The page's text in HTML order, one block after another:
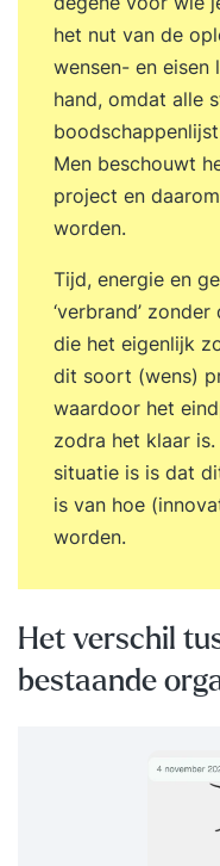
het nut van de
wensen- en
hand, omdat alle
Men beschouwt
project en
worden.
Tijd, energie en
‘verbrand’
die het eigenlijk
dit soort (wens)
waardoor het
zodra het klaar
situatie is is dat
is van hoe
worden.
Het verschil
bestaande